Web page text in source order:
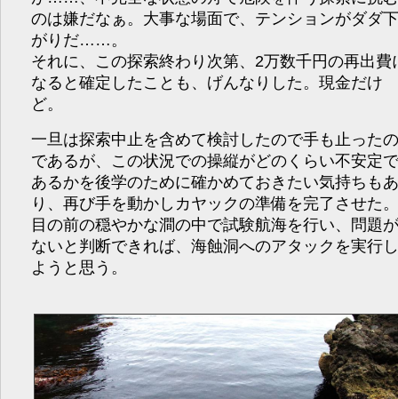
のは嫌だなぁ。大事な場面で、テンションがダダ
がりだ……。
それに、この探索終わり次第、2万数千円の再出費
なると確定したことも、げんなりした。現金だけ
ど。
一旦は探索中止を含めて検討したので手も止った
であるが、この状況での操縦がどのくらい不安定
あるかを後学のために確かめておきたい気持ちも
り、再び手を動かしカヤックの準備を完了させた
目の前の穏やかな澗の中で試験航海を行い、問題
ないと判断できれば、海蝕洞へのアタックを実行
ようと思う。